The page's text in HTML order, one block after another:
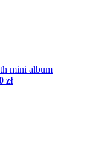
mini album
zł